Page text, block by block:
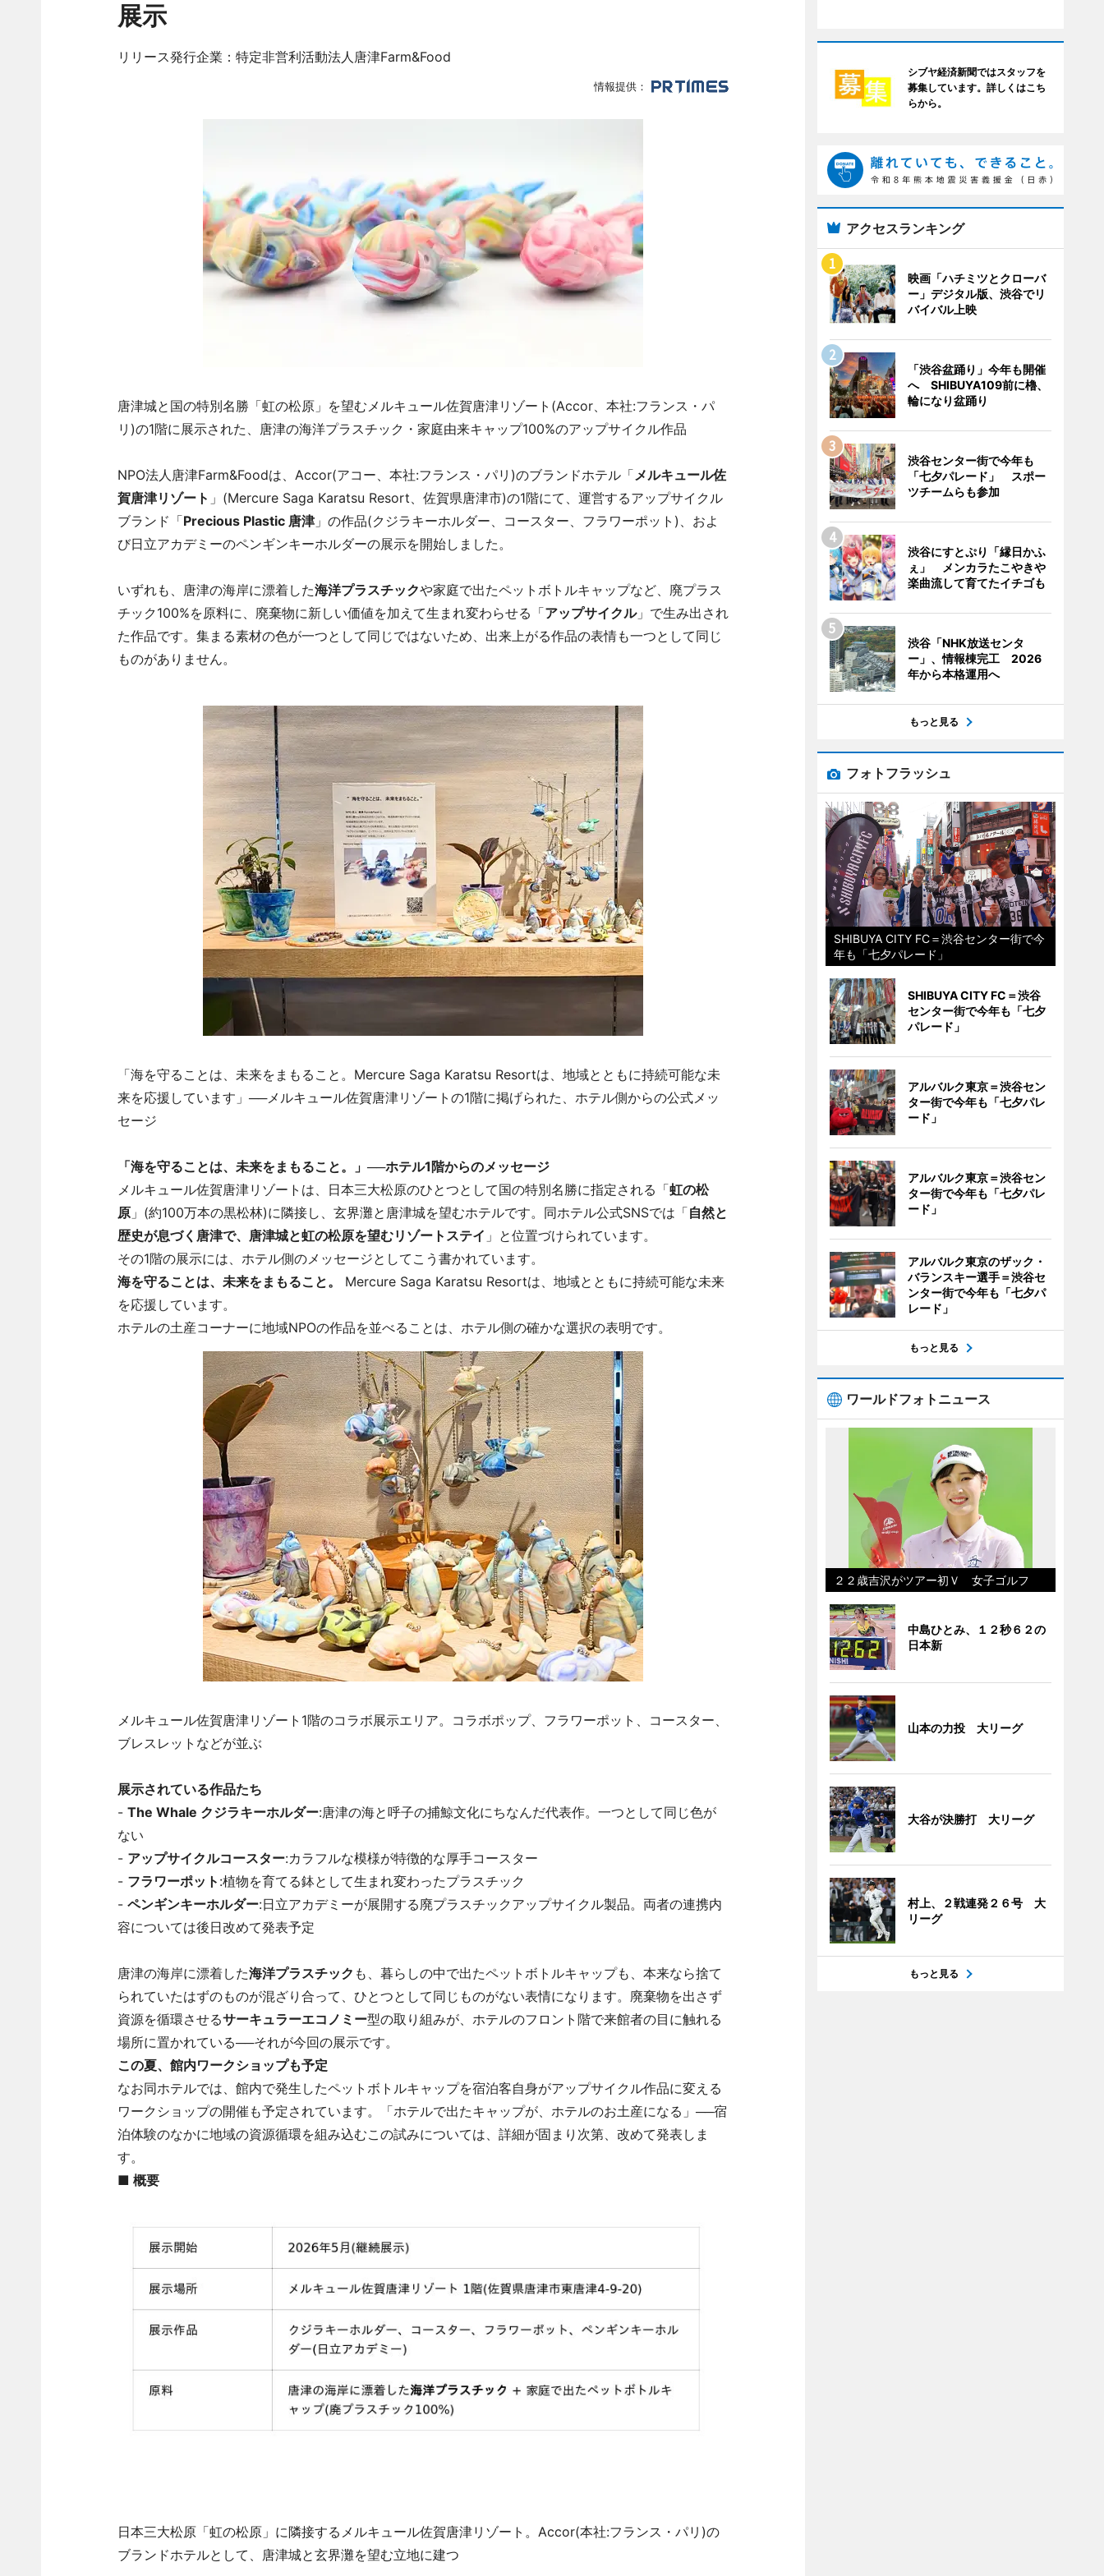
展示
リリース発行企業：特定非営利活動法人唐津Farm&Food
情報提供：
唐津城と国の特別名勝「虹の松原」を望むメルキュール佐賀唐津リゾート(Accor、本社:フランス・パ
リ)の1階に展示された、唐津の海洋プラスチック・家庭由来キャップ100%のアップサイクル作品
NPO法人唐津Farm&Foodは、Accor(アコー、本社:フランス・パリ)のブランドホテル「メルキュール佐
賀唐津リゾート 」(Mercure Saga Karatsu Resort、佐賀県唐津市)の1階にて、運営するアップサイクル
ブランド「Precious Plastic 唐津」の作品(クジラキーホルダー、コースター、フラワーポット)、およ
び日立アカデミーのペンギンキーホルダーの展示を開始しました。
いずれも、唐津の海岸に漂着した海洋プラスチックや家庭で出たペットボトルキャップなど、廃プラス
チック100%を原料に、廃棄物に新しい価値を加えて生まれ変わらせる「アップサイクル」で生み出され
た作品です。集まる素材の色が一つとして同じではないため、出来上がる作品の表情も一つとして同じ
ものがありません。
「海を守ることは、未来をまもること。Mercure Saga Karatsu Resortは、地域とともに持続可能な未
来を応援しています」──メルキュール佐賀唐津リゾートの1階に掲げられた、ホテル側からの公式メッ
セージ
「海を守ることは、未来をまもること。」──ホテル1階からのメッセージ
メルキュール佐賀唐津リゾートは、日本三大松原のひとつとして国の特別名勝に指定される「虹の松
原」(約100万本の黒松林)に隣接し、玄界灘と唐津城を望むホテルです。同ホテル公式SNSでは「自然と
歴史が息づく唐津で、唐津城と虹の松原を望むリゾートステイ 」と位置づけられています。
その1階の展示には、ホテル側のメッセージとしてこう書かれています。
海を守ることは、未来をまもること。
Mercure Saga Karatsu Resortは、地域とともに持続可能な未来
を応援しています。
ホテルの土産コーナーに地域NPOの作品を並べることは、ホテル側の確かな選択の表明です。
メルキュール佐賀唐津リゾート1階のコラボ展示エリア。コラボポップ、フラワーポット、コースター、
ブレスレットなどが並ぶ
展示されている作品たち
- The Whale クジラキーホルダー:唐津の海と呼子の捕鯨文化にちなんだ代表作。一つとして同じ色が
ない
- アップサイクルコースター:カラフルな模様が特徴的な厚手コースター
- フラワーポット :植物を育てる鉢として生まれ変わったプラスチック
- ペンギンキーホルダー:日立アカデミーが展開する廃プラスチックアップサイクル製品。両者の連携内
容については後日改めて発表予定
唐津の海岸に漂着した海洋プラスチック も、暮らしの中で出たペットボトルキャップも、本来なら捨て
られていたはずのものが混ざり合って、ひとつとして同じものがない表情になります。廃棄物を出さず
資源を循環させるサーキュラーエコノミー型の取り組みが、ホテルのフロント階で来館者の目に触れる
場所に置かれている──それが今回の展示です。
この夏、館内ワークショップも予定
なお同ホテルでは、館内で発生したペットボトルキャップを宿泊客自身がアップサイクル作品に変える
ワークショップの開催も予定されています。「ホテルで出たキャップが、ホテルのお土産になる」──宿
泊体験のなかに地域の資源循環を組み込むこの試みについては、詳細が固まり次第、改めて発表しま
す。
■ 概要
日本三大松原「虹の松原」に隣接するメルキュール佐賀唐津リゾート。Accor(本社:フランス・パリ)の
ブランドホテルとして、唐津城と玄界灘を望む立地に建つ
シブヤ経済新聞ではスタッフを
募集しています。詳しくはこち
らから。
アクセスランキング
映画「ハチミツとクローバ
ー」デジタル版、渋谷でリ
バイバル上映
「渋谷盆踊り」今年も開催
へ SHIBUYA109前に櫓、
輪になり盆踊り
渋谷センター街で今年も
「七夕パレード」 スポー
ツチームらも参加
渋谷にすとぷり「縁日かふ
ぇ」 メンカラたこやきや
楽曲流して育てたイチゴも
渋谷「NHK放送センタ
ー」、情報棟完工 2026
年から本格運用へ
もっと見る
フォトフラッシュ
SHIBUYA CITY FC＝渋谷センター街で今
年も「七夕パレード」
SHIBUYA CITY FC＝渋谷
センター街で今年も「七夕
パレード」
アルバルク東京＝渋谷セン
ター街で今年も「七夕パレ
ード」
アルバルク東京＝渋谷セン
ター街で今年も「七夕パレ
ード」
アルバルク東京のザック・
バランスキー選手＝渋谷セ
ンター街で今年も「七夕パ
レード」
もっと見る
ワールドフォトニュース
２２歳吉沢がツアー初Ｖ 女子ゴルフ
中島ひとみ、１２秒６２の
日本新
山本の力投 大リーグ
大谷が決勝打 大リーグ
村上、２戦連発２６号 大
リーグ
もっと見る